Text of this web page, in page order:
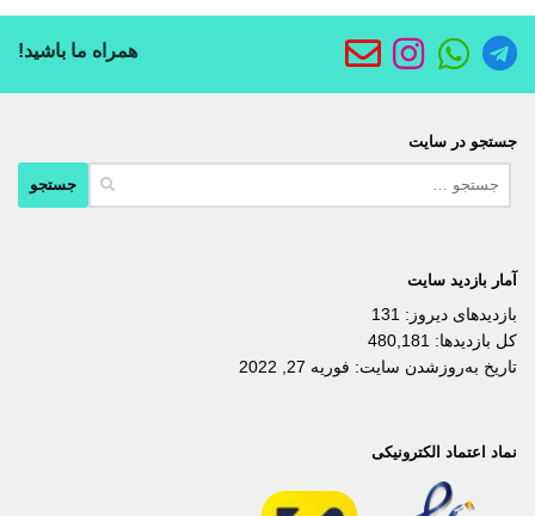
همراه ما باشید!
جستجو در سایت
آمار بازدید سایت
بازدیدهای دیروز: 131
کل بازدیدها: 480,181
تاریخ به‌روزشدن سایت: فوریه 27, 2022
نماد اعتماد الکترونیکی